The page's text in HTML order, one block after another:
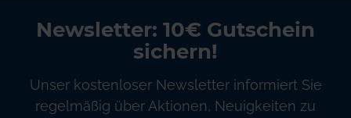
Newsletter: 10€ Gutschein
sichern!
Unser kostenloser Newsletter informiert Sie
regelmäßig über Aktionen, Neuigkeiten zu